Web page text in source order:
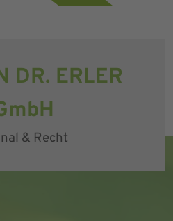
DR. ERLER
& Recht